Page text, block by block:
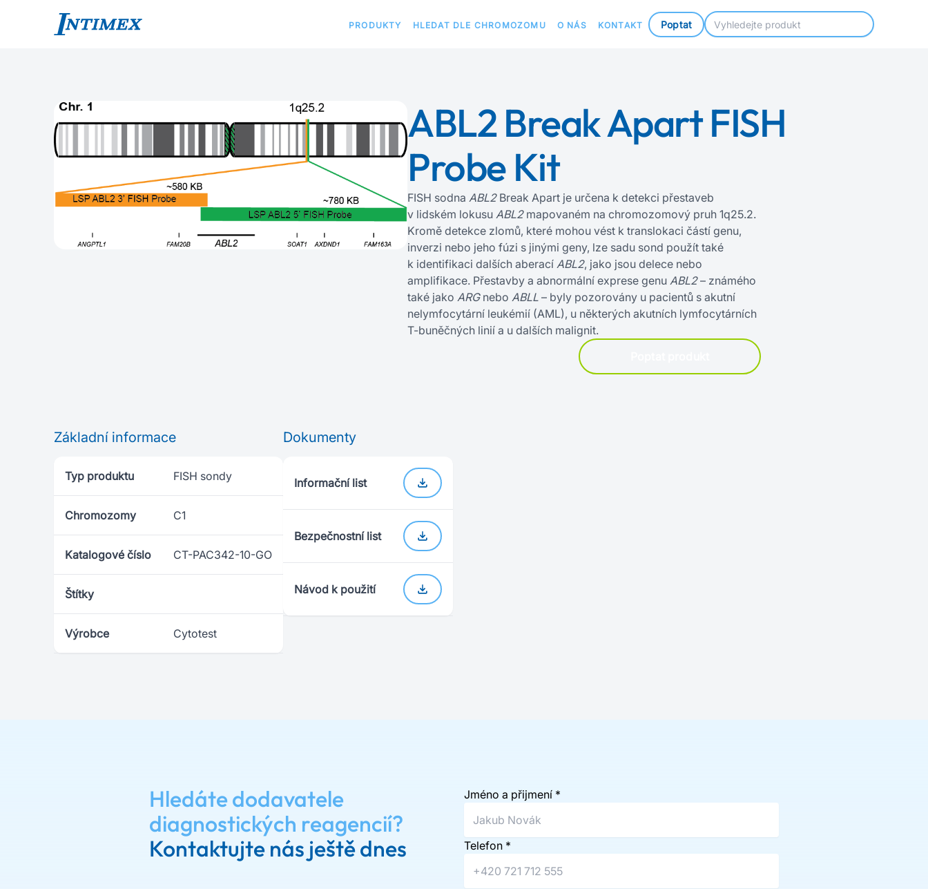
PRODUKTY HLEDAT DLE CHROMOZOMU O NÁS KONTAKT Poptat
ABL2 Break Apart FISH
Probe Kit
FISH sodna ABL2Break Apart je určena k detekci přestaveb
v lidském lokusu ABL2mapovaném na chromozomový pruh 1q25.2.
Kromě detekce zlomů, které mohou vést k translokaci částí genu,
inverzi nebo jeho fúzi s jinými geny, lze sadu sond použít také
k identifikaci dalších aberací ABL2, jako jsou delece nebo
amplifikace. Přestavby a abnormální exprese genu ABL2– známého
také jako ARGnebo ABLL – byly pozorovány u pacientů s akutní
nelymfocytární leukémií (AML), u některých akutních lymfocytárních
T‍-‍buněčných linií a u dalších malignit.
Základní informace
Typ produktu FISH sondy
Chromozomy C1
Katalogové číslo CT-PAC342-10-GO
Štítky
Výrobce Cytotest
Dokumenty
Informační list
Bezpečnostní list
Návod k použití
Hledáte dodavatele
diagnostických reagencií?
Kontaktujte nás ještě dnes
Jméno a přijmení *
Telefon *